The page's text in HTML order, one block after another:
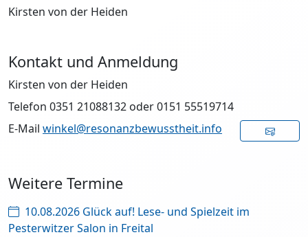
Kirsten von der Heiden
Kontakt und Anmeldung
Kirsten von der Heiden
Telefon 0351 21088132 oder 0151 55519714
E-Mail winkel@resonanzbewusstheit.info
Weitere Termine
10.08.2026 Glück auf! Lese- und Spielzeit im
Pesterwitzer Salon in Freital